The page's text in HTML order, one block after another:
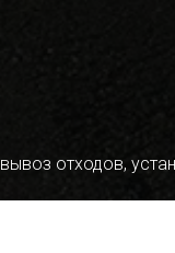
отходов,